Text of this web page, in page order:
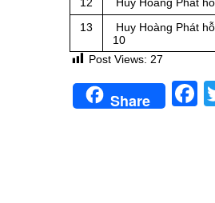
12
Huy Hoàng Phát
13
Huy Hoàng Phát
10
Post Views: 27
Share